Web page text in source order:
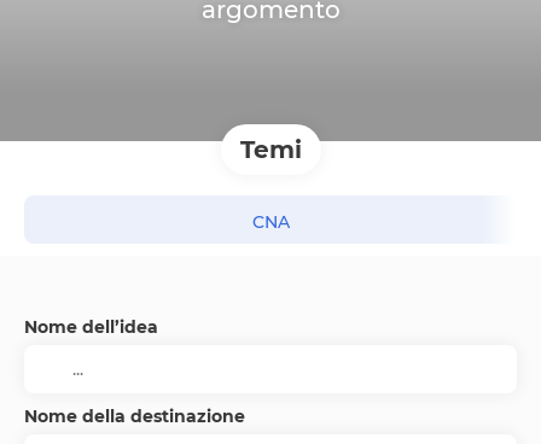
argomento
Temi
CNA
Nome dell’idea
Nome della destinazione